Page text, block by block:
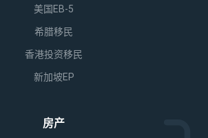
美国EB-5
希腊移民
香港投资移民
新加坡EP
房产